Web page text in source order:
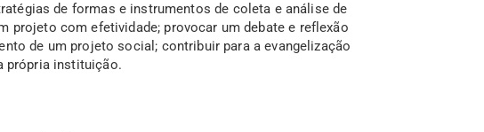
de formas e instrumentos de coleta e análise de
projeto com efetividade; provocar um debate e reflexão
de um projeto social; contribuir para a evangelização
própria instituição.